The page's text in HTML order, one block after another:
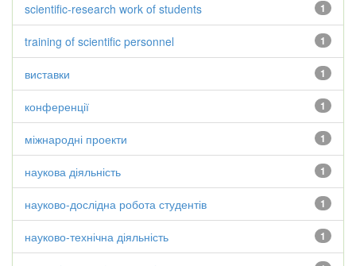
1
scientific-research work of students
1
training of scientific personnel
1
виставки
1
конференції
1
міжнародні проекти
1
наукова діяльність
1
науково-дослідна робота студентів
1
науково-технічна діяльність